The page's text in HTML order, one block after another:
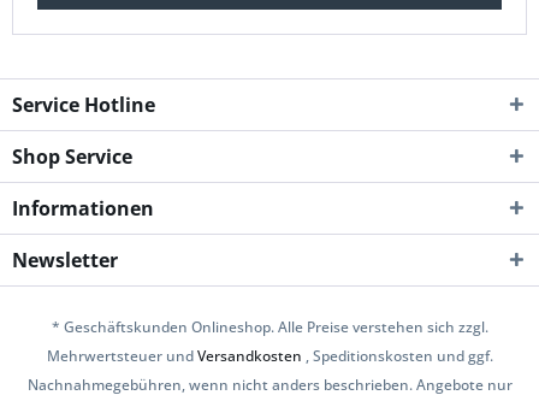
Service Hotline
Shop Service
Informationen
Newsletter
* Geschäftskunden Onlineshop. Alle Preise verstehen sich zzgl.
Mehrwertsteuer undVersandkosten , Speditionskosten und ggf.
Nachnahmegebühren, wenn nicht anders beschrieben. Angebote nur